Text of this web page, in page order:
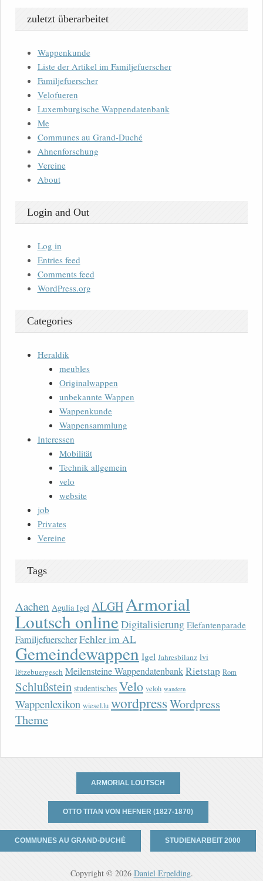
zuletzt überarbeitet
Wappenkunde
Liste der Artikel im Familjefuerscher
Familjefuerscher
Velofueren
Luxemburgische Wappendatenbank
Me
Communes au Grand-Duché
Ahnenforschung
Vereine
About
Login and Out
Log in
Entries feed
Comments feed
WordPress.org
Categories
Heraldik
meubles
Originalwappen
unbekannte Wappen
Wappenkunde
Wappensammlung
Interessen
Mobilität
Technik allgemein
velo
website
job
Privates
Vereine
Tags
Aachen Agulia Igel ALGHArmorial
Loutsch onlineDigitalisierung Elefantenparade
FamiljefuerscherFehler im AL
Gemeindewappen Igel Jahresbilanz lvi
lëtzebuergesch Meilensteine WappendatenbankRietstap Rom
Schlußstein studentisches Velo veloh wandern
Wappenlexikon wiesel.lu wordpressWordpress
Theme
ARMORIAL LOUTSCH
OTTO TITAN VON HEFNER (1827-1870)
COMMUNES AU GRAND-DUCHÉ STUDIENARBEIT 2000
Copyright © 2026 Daniel Erpelding.